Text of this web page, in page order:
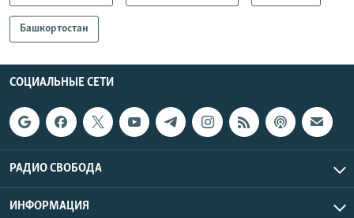
Башкортостан
СОЦИАЛЬНЫЕ СЕТИ
РАДИО СВОБОДА
ИНФОРМАЦИЯ